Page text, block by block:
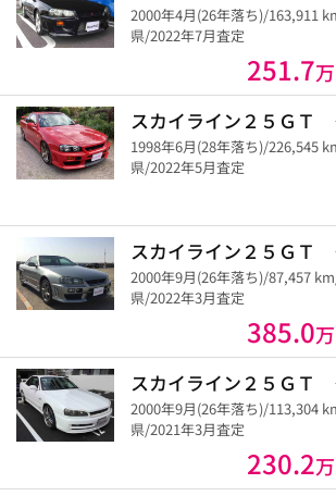
2000年4月(26年落ち)/163,911
県/2022年7月査定
251.7
スカイライン２５ＧＴ
1998年6月(28年落ち)/226,545
県/2022年5月査定
スカイライン２５ＧＴ
2000年9月(26年落ち)/87,457
県/2022年3月査定
385.0
スカイライン２５ＧＴ
2000年9月(26年落ち)/113,304
県/2021年3月査定
230.2